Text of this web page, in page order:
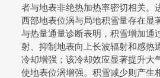
者与地表非绝热加热率密切相关。
西部地表位涡与局地积雪量存在显
与热量通量诊断表明，积雪增加通
射、抑制地表向上长波辐射和感热
冷却增强；该冷却效应显著提升大
使地表位涡增强。积雪减少则产生